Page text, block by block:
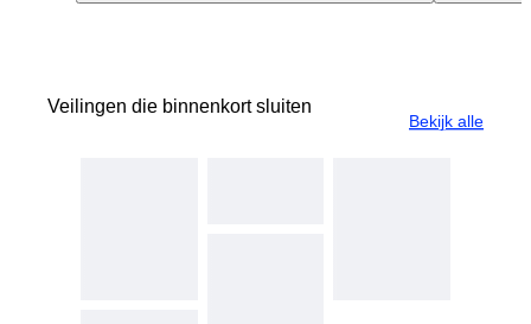
Veilingen die binnenkort sluiten
Bekijk alle